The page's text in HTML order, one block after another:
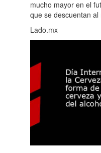
mucho mayor en el
que se descuentan
Lado.mx